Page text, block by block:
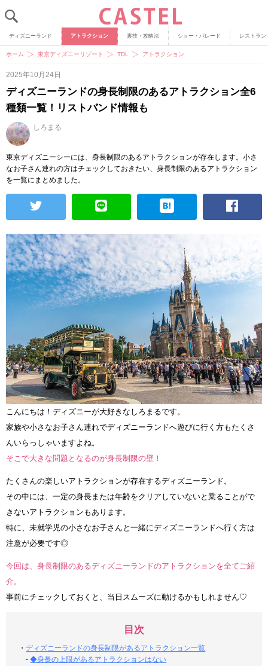
ディズニーランド アトラクション 裏技・攻略法 ショー・パレード レストラン
ホーム 東京ディズニーリゾート TDL アトラクション
2025年10月24日
ディズニーランドの身長制限のあるアトラクション全6
種類一覧！リストバンド情報も
しろまる
東京ディズニーシーには、身長制限のあるアトラクションが存在します。小さ
なお子さん連れの方はチェックしておきたい、身長制限のあるアトラクション
を一覧にまとめました。
こんにちは！ディズニーが大好きなしろまるです。
家族や小さなお子さん連れでディズニーランドへ遊びに行く方もたくさ
んいらっしゃいますよね。
そこで大きな問題となるのが身長制限の壁！
たくさんの楽しいアトラクションが存在するディズニーランド。
その中には、一定の身長または年齢をクリアしていないと乗ることがで
きないアトラクションもあります。
特に、未就学児の小さなお子さんと一緒にディズニーランドへ行く方は
注意が必要です◎
今回は、身長制限のあるディズニーランドのアトラクションを全てご紹
介。
事前にチェックしておくと、当日スムーズに動けるかもしれません♡
目次
・ディズニーランドの身長制限があるアトラクション一覧
-◆身長の上限があるアトラクションはない